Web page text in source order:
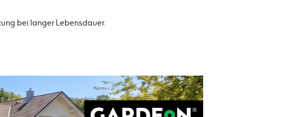
bei langer Lebensdauer.